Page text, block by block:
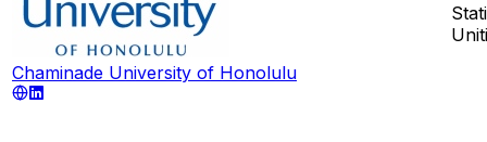
Chaminade University of Honolulu
Stati
Uniti